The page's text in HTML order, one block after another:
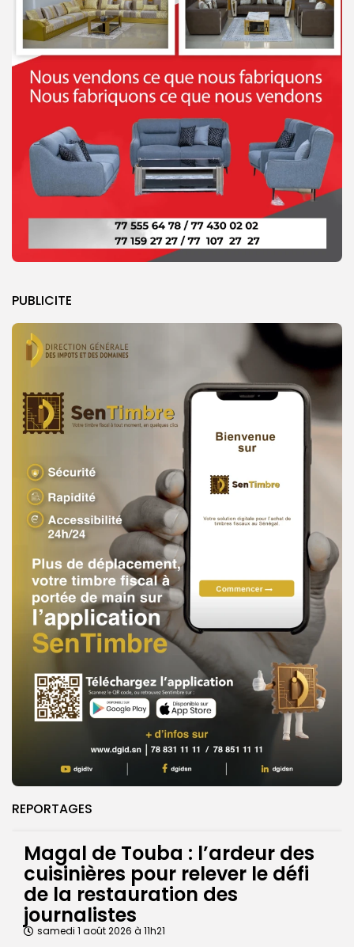
PUBLICITE
REPORTAGES
Magal de Touba : l’ardeur des
cuisinières pour relever le défi
de la restauration des
journalistes
samedi 1 août 2026 à 11h21